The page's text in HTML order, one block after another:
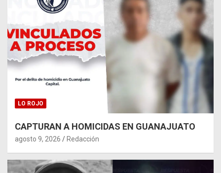
LO ROJO
CAPTURAN A HOMICIDAS EN GUANAJUATO
agosto 9, 2026 Redacción